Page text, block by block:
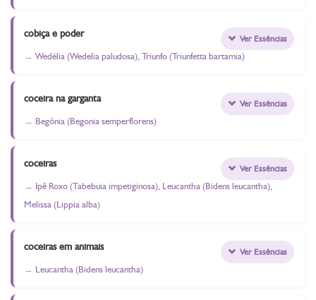
cobiça e poder
Wedélia (Wedelia paludosa), Triunfo (Triunfetta bartamia)
Ver Essências
coceira na garganta
Begônia (Begonia semperflorens)
Ver Essências
coceiras
Ipê Roxo (Tabebuia impetiginosa), Leucantha (Bidens leucantha),
Melissa (Lippia alba)
Ver Essências
coceiras em animais
Leucantha (Bidens leucantha)
Ver Essências